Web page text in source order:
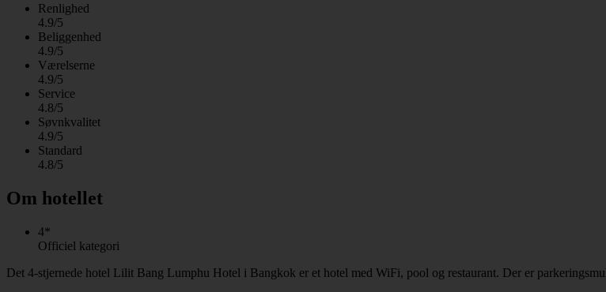
Renlighed
4.9/5
Beliggenhed
4.9/5
Værelserne
4.9/5
Service
4.8/5
Søvnkvalitet
4.9/5
Standard
4.8/5
Om hotellet
4*
Officiel kategori
Det 4-stjernede hotel Lilit Bang Lumphu Hotel i Bangkok er et hotel med WiFi, pool og restaurant. Der er